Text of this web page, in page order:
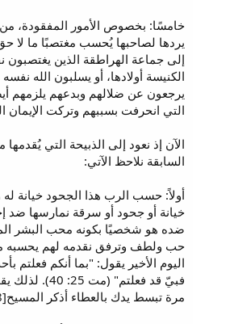
خامسًا: بخصوص الأمور المفقودة،
يردها لصاحبها يُحسب مغتصبًا ما لا
إلى جماعة الهراطقة الذين
الكنيسة أولادها، أو يسلبون الله نفسه
يرجعون عن ضلالهم وبدعهم يلزمهم
التي انحرفت بسببهم وتركت الإيمان
الآن إذ نعود إلى الذبيحة التي
السابقة نلاحظ الآتي:
أولاً: حسب الرب هذا الجحود خيانة
خيانة أو جحود أو سرقة نمارسها ضد
ضده هو شخصيًا بكونه محب البشر
حب ولطف وترفق نقدمه لهم يحسبه
اليوم الأخير يقول: "بما أنكم فعلتم
فبيّ قد فعلتم"
مرة تبسط يدك بالعطاء أذكر المسيح[8]].